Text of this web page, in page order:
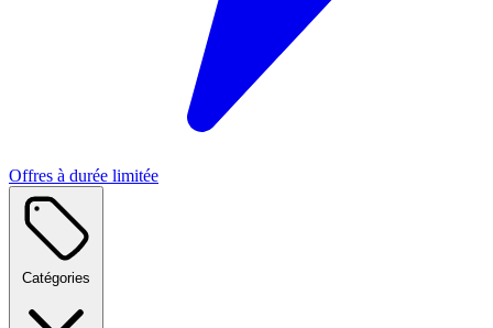
Offres à durée limitée
Catégories